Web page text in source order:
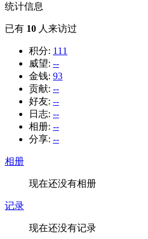
统计信息
已有 10 人来访过
积分: 111
威望: --
金钱: 93
贡献: --
好友: --
日志: --
相册: --
分享: --
相册
现在还没有相册
记录
现在还没有记录